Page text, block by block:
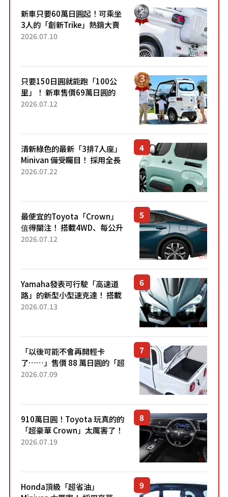
新車只要60萬日圓起！可乘坐
3人的「創新Trike」熱銷大賣
成為人氣車款！「養車成本真
2026.07.10
只要150日圓就能跑「100公
里」！ 新車售價69萬日圓的
「3人座」Trike大受歡迎！ 順
2026.07.12
清新綠色的最新「3排7人座」
Minivan 備受矚目！ 採用全長
4.7公尺剛剛好的車身尺寸與
2026.07.22
最便宜的Toyota「Crown」
值得關注！ 搭載4WD、每公升
22.4公里低油耗表現超亮眼！
2026.07.12
Yamaha發表可行駛「高速道
路」的新型小型速克達！ 搭載
能享受超強勁「渦輪感」的動
2026.07.13
「以後可能不會再開輕卡
了……」售價 88 萬日圓的「超
迷你輕型貨車」引發兩極評
了！...
2026.07.09
910萬日圓！Toyota 玩真的的
「超豪華 Crown」太厲害了！
採用由「匠人技藝」打造的
2026.07.19
Honda頂級「超省油」